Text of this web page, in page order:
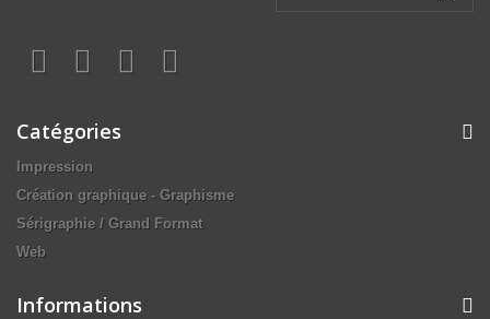
Catégories
Impression
Création graphique - Graphisme
Sérigraphie / Grand Format
Web
Informations